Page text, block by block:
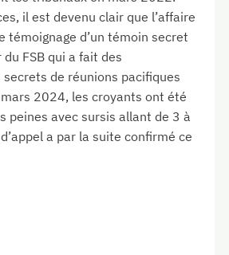
il est devenu clair que l’affaire
témoignage d’un témoin secret
FSB qui a fait des
de réunions pacifiques
2024, les croyants ont été
peines avec sursis allant de 3 à
a par la suite confirmé ce